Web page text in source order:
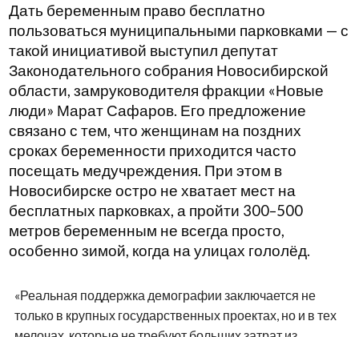
Дать беременным право бесплатно
пользоваться муниципальными парковками — с
такой инициативой выступил депутат
Законодательного собрания Новосибирской
области, замруководителя фракции «Новые
люди» Марат Сафаров. Его предложение
связано с тем, что женщинам на поздних
сроках беременности приходится часто
посещать медучреждения. При этом в
Новосибирске остро не хватает мест на
бесплатных парковках, а пройти 300–500
метров беременным не всегда просто,
особенно зимой, когда на улицах гололёд.
«Реальная поддержка демографии заключается не
только в крупных государственных проектах, но и в тех